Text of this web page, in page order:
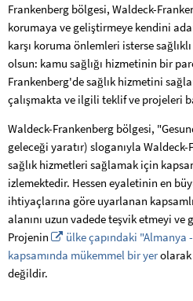
Frankenberg bölgesi, Waldeck-
korumaya ve geliştirmeye kendini
karşı koruma önlemleri isterse
olsun: kamu sağlığı hizmetinin bir
Frankenberg'de sağlık hizmetini
çalışmakta ve ilgili teklif ve projeleri
Waldeck-Frankenberg bölgesi,
geleceği yaratır) sloganıyla
sağlık hizmetleri sağlamak için
izlemektedir. Hessen eyaletinin en
ihtiyaçlarına göre uyarlanan
alanını uzun vadede teşvik etmeyi
Projenin
ülke çapındaki
kapsamında mükemmel bir yer
değildir.